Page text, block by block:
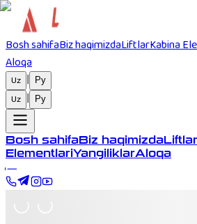
Bosh sahifaBiz haqimizdaLiftlarKabina
Aloqa
Uz | Ру
Uz | Ру
Bosh sahifaBiz haqimizdaLiftlar
ElementlariYangiliklarAloqa
|